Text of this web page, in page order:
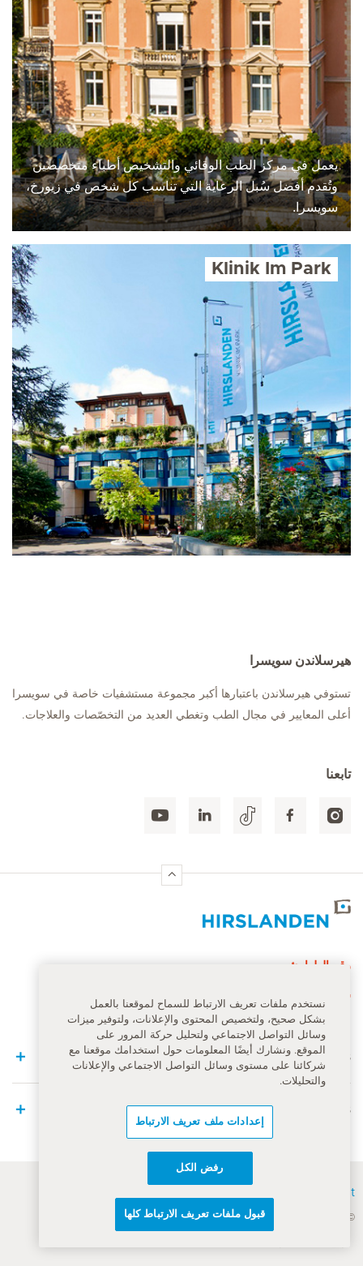
يعمل في مركز الطب الوقائي والتشخيص أطباء متخصصين
وتُقدم أفضل سُبل الرعاية التي تناسب كل شخص في زيورخ،
سويسرا.
Klinik Im Park
هيرسلاندن سويسرا
تستوفي هيرسلاندن باعتبارها أكبر مجموعة مستشفيات خاصة في سويسرا
أعلى المعايير في مجال الطب وتغطي العديد من التخصّصات والعلاجات.
تابعنا
رقم الطوارئ
144
Quick Links
Medical Services
Contact
© مجموعة هيرسلاندن ٢٠٢٦ شروط الاستخدام العامة Privacy Policy
نستخدم ملفات تعريف الارتباط للسماح لموقعنا بالعمل
بشكل صحيح، ولتخصيص المحتوى والإعلانات، ولتوفير ميزات
وسائل التواصل الاجتماعي ولتحليل حركة المرور على
الموقع. ونشارك أيضًا المعلومات حول استخدامك موقعنا مع
شركائنا على مستوى وسائل التواصل الاجتماعي والإعلانات
والتحليلات.
إعدادات ملف تعريف الارتباط
رفض الكل
قبول ملفات تعريف الارتباط كلها